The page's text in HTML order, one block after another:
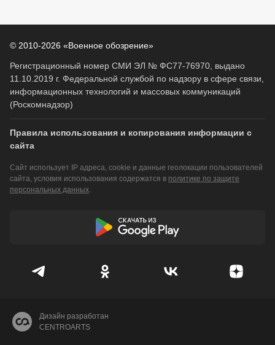
© 2010-2026 «Военное обозрение»
Регистрационный номер СМИ ЭЛ № ФС77-76970, выдано
11.10.2019 г. Федеральной службой по надзору в сфере связи,
информационных технологий и массовых коммуникаций
(Роскомнадзор)
Правила использования и копирования информации с
сайта
Сайт использует IP адреса, cookie и данные геолокации пользователей
сайта, условия использования содержатся в политике по защите
персональных данных.
Дизайн разработан
CENTROARTS